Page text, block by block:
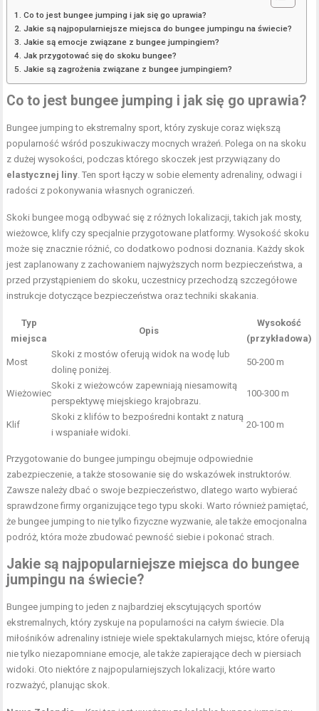
Co to jest bungee jumping i jak się go uprawia?
Jakie są najpopularniejsze miejsca do bungee jumpingu na świecie?
Jakie są emocje związane z bungee jumpingiem?
Jak przygotować się do skoku bungee?
Jakie są zagrożenia związane z bungee jumpingiem?
Co to jest bungee jumping i jak się go uprawia?
Bungee jumping to ekstremalny sport, który zyskuje coraz większą
popularność wśród poszukiwaczy mocnych wrażeń. Polega on na skoku
z dużej wysokości, podczas którego skoczek jest przywiązany do
elastycznej liny . Ten sport łączy w sobie elementy adrenaliny, odwagi i
radości z pokonywania własnych ograniczeń.
Skoki bungee mogą odbywać się z różnych lokalizacji, takich jak mosty,
wieżowce, klify czy specjalnie przygotowane platformy. Wysokość skoku
może się znacznie różnić, co dodatkowo podnosi doznania. Każdy skok
jest zaplanowany z zachowaniem najwyższych norm bezpieczeństwa, a
przed przystąpieniem do skoku, uczestnicy przechodzą szczegółowe
instrukcje dotyczące bezpieczeństwa oraz techniki skakania.
Typ
miejsca
Opis
Wysokość
(przykładowa)
Most
Skoki z mostów oferują widok na wodę lub
dolinę poniżej.
50-200 m
Wieżowiec
Skoki z wieżowców zapewniają niesamowitą
perspektywę miejskiego krajobrazu.
100-300 m
Klif
Skoki z klifów to bezpośredni kontakt z naturą
i wspaniałe widoki.
20-100 m
Przygotowanie do bungee jumpingu obejmuje odpowiednie
zabezpieczenie, a także stosowanie się do wskazówek instruktorów.
Zawsze należy dbać o swoje bezpieczeństwo, dlatego warto wybierać
sprawdzone firmy organizujące tego typu skoki. Warto również pamiętać,
że bungee jumping to nie tylko fizyczne wyzwanie, ale także emocjonalna
podróż, która może zbudować pewność siebie i pokonać strach.
Jakie są najpopularniejsze miejsca do bungee
jumpingu na świecie?
Bungee jumping to jeden z najbardziej ekscytujących sportów
ekstremalnych, który zyskuje na popularności na całym świecie. Dla
miłośników adrenaliny istnieje wiele spektakularnych miejsc, które oferują
nie tylko niezapomniane emocje, ale także zapierające dech w piersiach
widoki. Oto niektóre z najpopularniejszych lokalizacji, które warto
rozważyć, planując skok.